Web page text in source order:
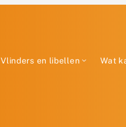
Vlinders en libellen Wat